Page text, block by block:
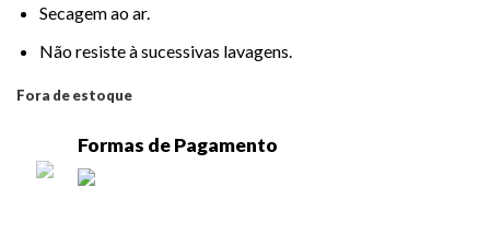
Secagem ao ar.
Não resiste à sucessivas lavagens.
Fora de estoque
Formas de Pagamento